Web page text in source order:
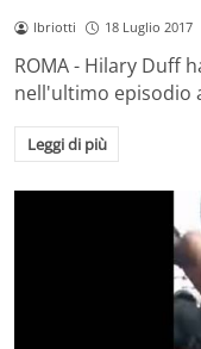
lbriotti 18 Luglio 2017
ROMA - Hilary Duff
nell'ultimo episodio
Leggi di più